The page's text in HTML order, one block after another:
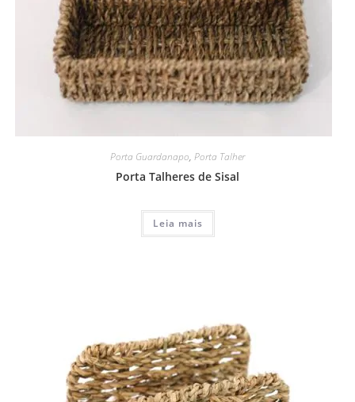
Porta Guardanapo, Porta Talher
Porta Talheres de Sisal
Leia mais